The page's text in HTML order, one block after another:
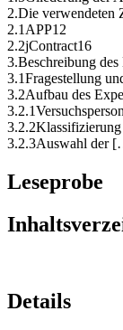
2.Die verwendeten
2.1APP12
2.2jContract16
3.Beschreibung
3.1Fragestellung
3.2Aufbau des
3.2.2Klassifizierung
3.2.3Auswahl der
Leseprobe
Details